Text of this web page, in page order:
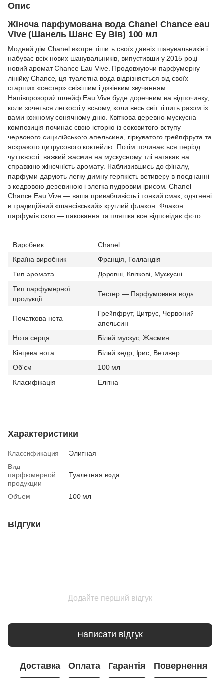
Опис
Жіноча парфумована вода Chanel Chance eau
Vive (Шанель Шанс Еу Вів) 100 мл
Модний дім Chanel вкотре тішить своїх давніх шанувальників і
набуває всіх нових шанувальників, випустивши у 2015 році
новий аромат Chance Eau Vive. Продовжуючи парфумерну
лінійку Chance, ця туалетна вода відрізняється від своїх
старших «сестер» свіжішим і дзвінким звучанням.
Напівпрозорий шлейф Eau Vive буде доречним на відпочинку,
коли хочеться легкості у всьому, коли весь світ тішить разом із
вами кожному сонячному дню. Квіткова деревно-мускусна
композиція починає свою історію із соковитого вступу
червоного сицилійського апельсина, гіркуватого грейпфрута та
яскравого цитрусового коктейлю. Потім починається період
чуттєвості: важкий жасмин на мускусному тлі натякає на
справжню жіночність аромату. Наблизившись до фіналу,
парфуми дарують легку димну терпкість ветиверу в поєднанні
з кедровою деревиною і злегка пудровим ірисом. Chanel
Chance Eau Vive — ваша привабливість і тонкий смак, одягнені
в традиційний «шансівський» круглий флакон. Флакон
парфумів скло — паковання та пляшка все відповідає фото.
Виробник
Chanel
Країна виробник
Франція, Голландія
Тип аромата
Деревні, Квіткові, Мускусні
Тип парфумерної
продукції
Тестер — Парфумована вода
Початкова нота
Грейпфрут, Цитрус, Червоний
апельсин
Нота серця
Білий мускус, Жасмин
Кінцева нота
Білий кедр, Ірис, Ветивер
Об'єм
100 мл
Класифікація
Елітна
Характеристики
Классификация
Элитная
Вид
парфюмерной
продукции
Туалетная вода
Объем 100 мл
Відгуки
Додайте перший відгук
Написати відгук
Доставка Оплата Гарантія Повернення